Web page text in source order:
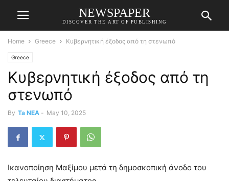
NEWSPAPER
DISCOVER THE ART OF PUBLISHING
Home Greece Κυβερνητική έξοδος από τη στενωπό
Greece
Κυβερνητική έξοδος από τη
στενωπό
By Ta NEA - May 10, 2025
Ικανοποίηση Μαξίμου μετά τη δημοσκοπική άνοδο του